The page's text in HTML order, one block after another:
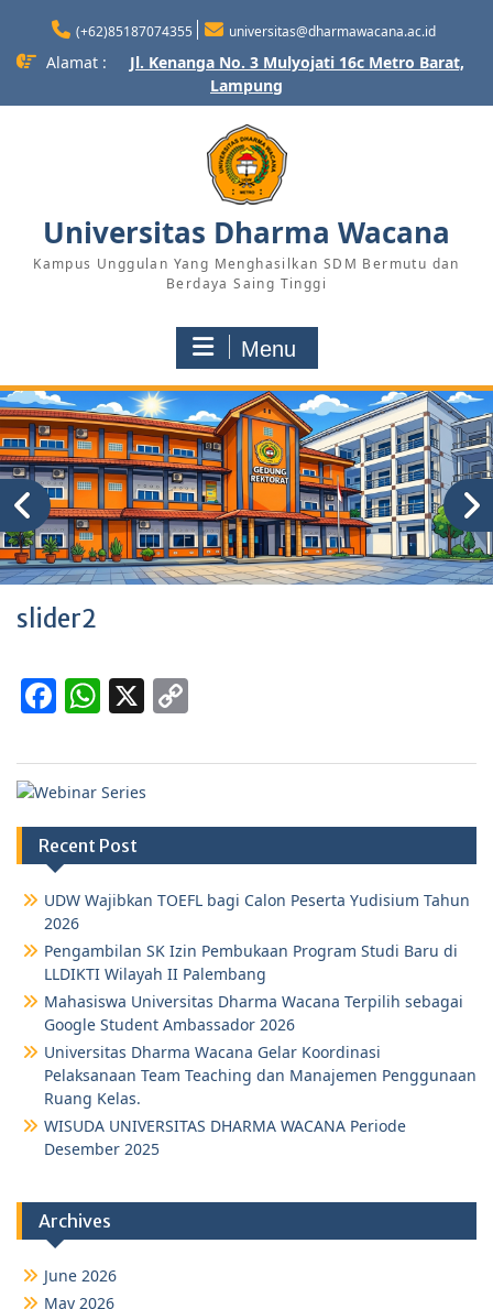
content
(+62)85187074355 universitas@dharmawacana.ac.id
Alamat :
Jl. Kenanga No. 3 Mulyojati 16c Metro Barat,
Lampung
Universitas Dharma Wacana
Kampus Unggulan Yang Menghasilkan SDM Bermutu dan
Berdaya Saing Tinggi
Menu
slider2
F
a
c
e
b
o
o
k
W
h
at
s
A
p
p
X
p
Li
n
k
Recent Post
UDW Wajibkan TOEFL bagi Calon Peserta Yudisium Tahun
2026
Pengambilan SK Izin Pembukaan Program Studi Baru di
LLDIKTI Wilayah II Palembang
Mahasiswa Universitas Dharma Wacana Terpilih sebagai
Google Student Ambassador 2026
Universitas Dharma Wacana Gelar Koordinasi
Pelaksanaan Team Teaching dan Manajemen Penggunaan
Ruang Kelas.
WISUDA UNIVERSITAS DHARMA WACANA Periode
Desember 2025
Archives
June 2026
May 2026